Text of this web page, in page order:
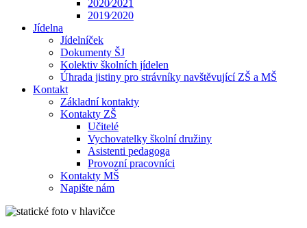
2020⁄2021
2019⁄2020
Jídelna
Jídelníček
Dokumenty ŠJ
Kolektiv školních jídelen
Úhrada jistiny pro strávníky navštěvující ZŠ a MŠ
Kontakt
Základní kontakty
Kontakty ZŠ
Učitelé
Vychovatelky školní družiny
Asistenti pedagoga
Provozní pracovníci
Kontakty MŠ
Napište nám